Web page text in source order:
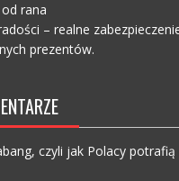
rana
– realne
prezentów.
czyli jak Polacy potrafią